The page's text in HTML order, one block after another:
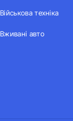
Військова техніка
Вживані авто